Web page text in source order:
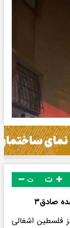
ت
صادق۳
وعده صادق ۳ در مرکز فلسطین اشغالی